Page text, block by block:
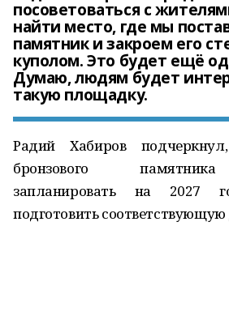
посоветоваться с
найти место, где мы
памятник и закроем его
куполом. Это будет ещё
Думаю, людям будет
такую площадку.
Радий Хабиров
бронзового
запланировать на 2027
подготовить